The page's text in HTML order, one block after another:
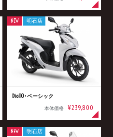
Dio110･ベーシック
本体価格 ¥239,800
NEW 明石店
NEW 明石店